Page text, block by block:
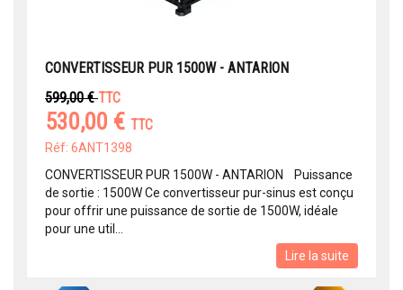
CONVERTISSEUR PUR 1500W - ANTARION
599,00 €TTC
530,00 € TTC
Réf: 6ANT1398
CONVERTISSEUR PUR 1500W - ANTARION Puissance
de sortie : 1500W Ce convertisseur pur-sinus est conçu
pour offrir une puissance de sortie de 1500W, idéale
pour une util...
Lire la suite